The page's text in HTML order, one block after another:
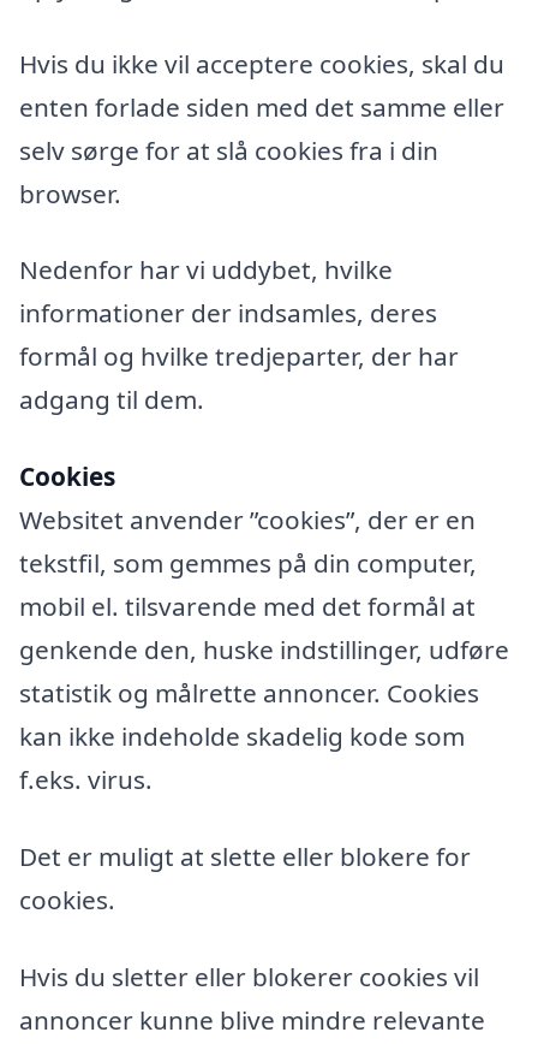
Hvis du ikke vil acceptere cookies, skal du
enten forlade siden med det samme eller
selv sørge for at slå cookies fra i din
browser.
Nedenfor har vi uddybet, hvilke
informationer der indsamles, deres
formål og hvilke tredjeparter, der har
adgang til dem.
Cookies
Websitet anvender ”cookies”, der er en
tekstfil, som gemmes på din computer,
mobil el. tilsvarende med det formål at
genkende den, huske indstillinger, udføre
statistik og målrette annoncer. Cookies
kan ikke indeholde skadelig kode som
f.eks. virus.
Det er muligt at slette eller blokere for
cookies.
Hvis du sletter eller blokerer cookies vil
annoncer kunne blive mindre relevante